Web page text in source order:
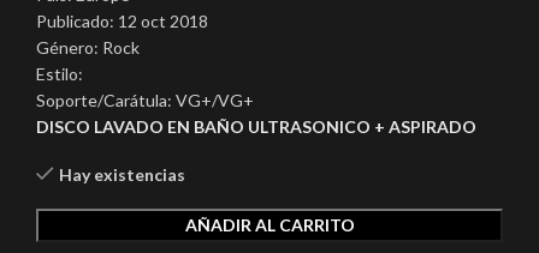
Publicado: 12 oct 2018
Género: Rock
Estilo:
Soporte/Carátula: VG+/VG+
DISCO LAVADO EN BAÑO ULTRASONICO + ASPIRADO
Hay existencias
AÑADIR AL CARRITO